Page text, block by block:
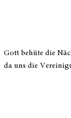
Gott behüte die
da uns die